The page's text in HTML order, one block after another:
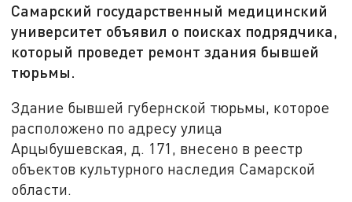
Самарский государственный медицинский
университет объявил о поисках подрядчика,
который проведет ремонт здания бывшей
тюрьмы.
Здание бывшей губернской тюрьмы, которое
расположено по адресу улица
Арцыбушевская, д. 171, внесено в реестр
объектов культурного наследия Самарской
области.